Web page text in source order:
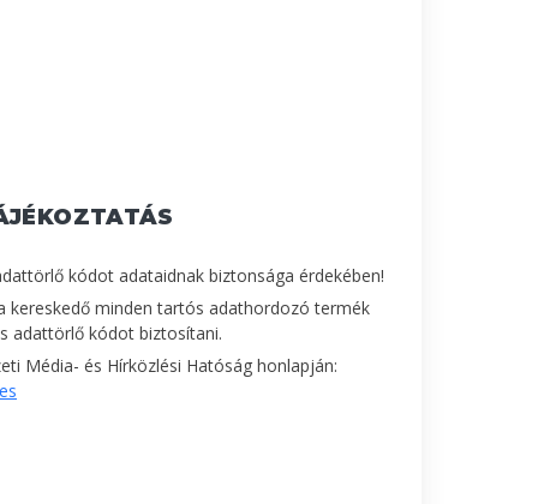
kódot adataidnak biztonsága érdekében!
kereskedő minden tartós adathordozó termék
adattörlő kódot biztosítani.
Média- és Hírközlési Hatóság honlapján: